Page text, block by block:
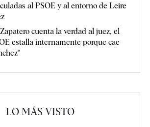
al PSOE y al entorno de Leire
cuenta la verdad al juez, el
estalla internamente porque cae
LO MÁS VISTO